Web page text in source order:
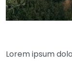
Lorem ipsum